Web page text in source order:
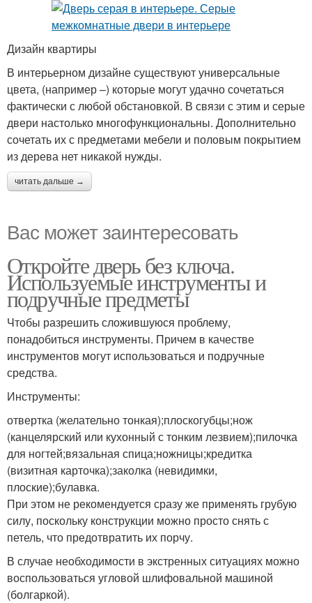
Дизайн квартиры
В интерьерном дизайне существуют универсальные
цвета, (например –) которые могут удачно сочетаться
фактически с любой обстановкой. В связи с этим и серые
двери настолько многофункциональны. Дополнительно
сочетать их с предметами мебели и половым покрытием
из дерева нет никакой нужды.
читать дальше →
Вас может заинтересовать
Откройте дверь без ключа.
Используемые инструменты и
подручные предметы
Чтобы разрешить сложившуюся проблему,
понадобиться инструменты. Причем в качестве
инструментов могут использоваться и подручные
средства.
Инструменты:
отвертка (желательно тонкая);плоскогубцы;нож
(канцелярский или кухонный с тонким лезвием);пилочка
для ногтей;вязальная спица;ножницы;кредитка
(визитная карточка);заколка (невидимки,
плоские);булавка.
При этом не рекомендуется сразу же применять грубую
силу, поскольку конструкции можно просто снять с
петель, что предотвратить их порчу.
В случае необходимости в экстренных ситуациях можно
воспользоваться угловой шлифовальной машиной
(болгаркой).